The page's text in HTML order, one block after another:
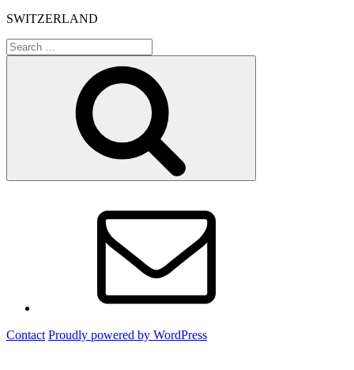
SWITZERLAND
Search
for:
Contact Proudly powered by WordPress